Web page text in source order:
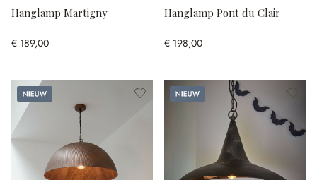
Hanglamp Martigny
€ 189,00
Hanglamp Pont du Clair
€ 198,00
Nieuw Nieuw